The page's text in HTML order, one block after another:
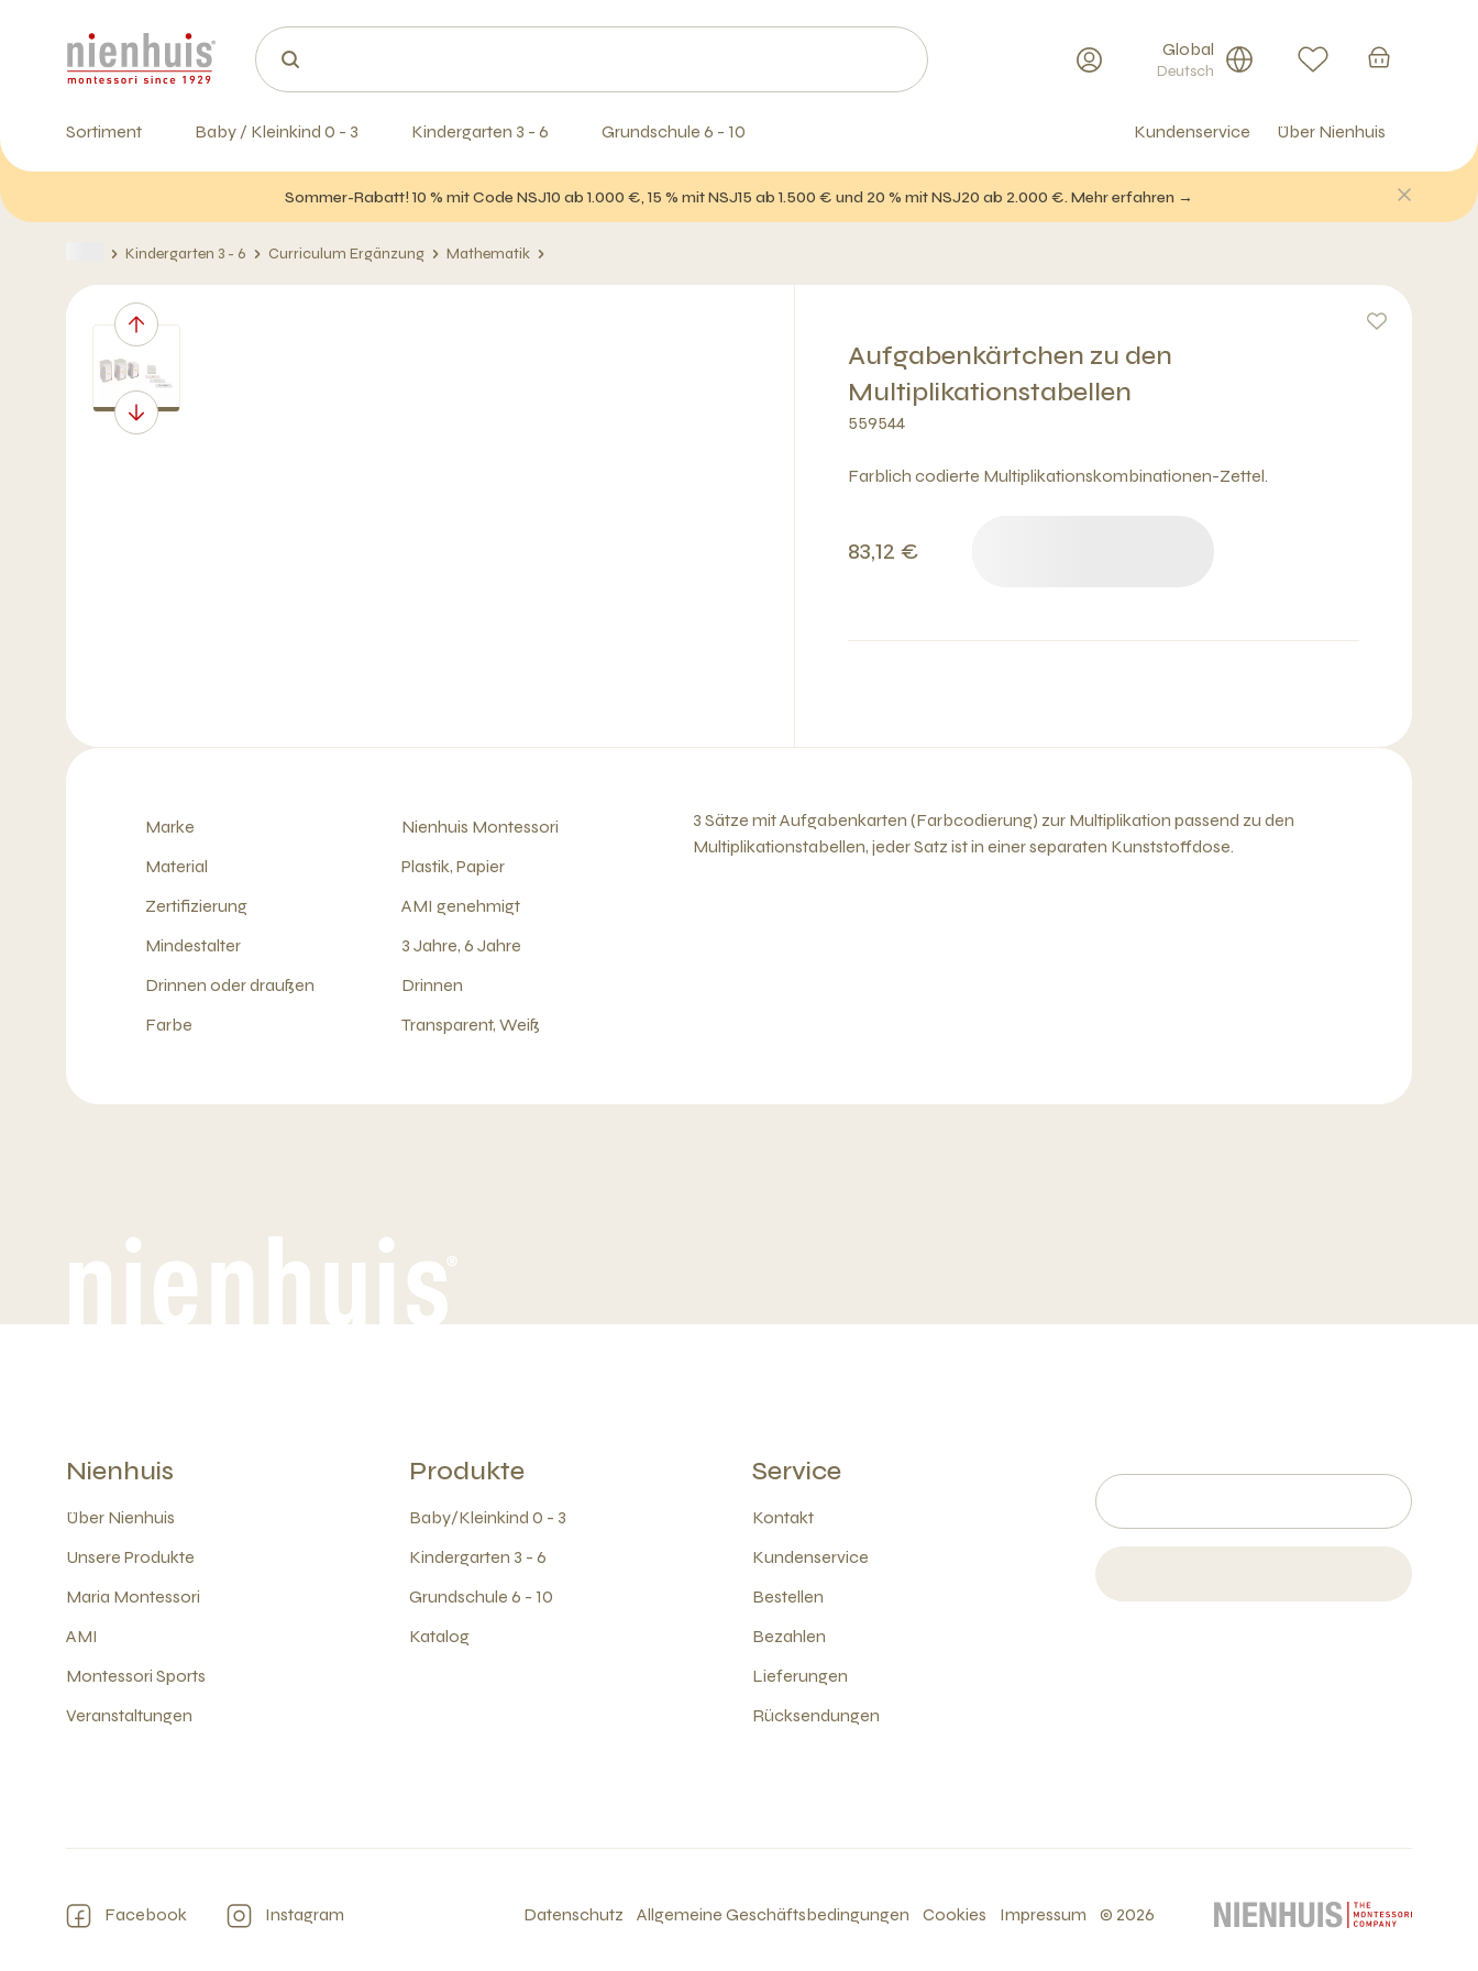
Global
Deutsch
Sortiment Baby / Kleinkind 0 - 3 Kindergarten 3 - 6 Grundschule 6 - 10 Kundenservice Über Nienhuis
Sommer-Rabatt! 10 % mit Code NSJ10 ab 1.000 €, 15 % mit NSJ15 ab 1.500 € und 20 % mit NSJ20 ab 2.000 €. Mehr erfahren →
Kindergarten 3 - 6 Curriculum Ergänzung Mathematik
Aufgabenkärtchen zu den
Multiplikationstabellen
559544
Farblich codierte Multiplikationskombinationen-Zettel.
83,12 €
Marke
Nienhuis Montessori
Material
Plastik, Papier
Zertifizierung
AMI genehmigt
Mindestalter
3 Jahre, 6 Jahre
Drinnen oder draußen
Drinnen
Farbe
Transparent, Weiß
3 Sätze mit Aufgabenkarten (Farbcodierung) zur Multiplikation passend zu den
Multiplikationstabellen, jeder Satz ist in einer separaten Kunststoffdose.
Nienhuis
Über Nienhuis
Unsere Produkte
Maria Montessori
AMI
Montessori Sports
Veranstaltungen
Produkte
Baby/Kleinkind 0 - 3
Kindergarten 3 - 6
Grundschule 6 - 10
Katalog
Service
Kontakt
Kundenservice
Bestellen
Bezahlen
Lieferungen
Rücksendungen
Facebook Instagram Datenschutz Allgemeine Geschäftsbedingungen Cookies Impressum © 2026